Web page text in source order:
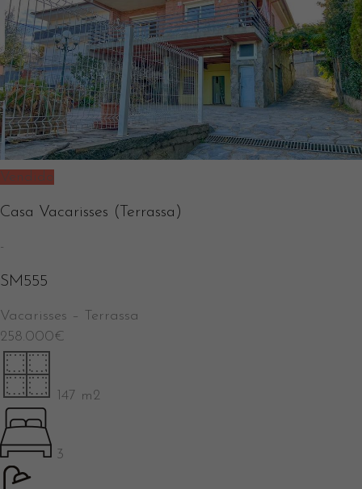
Vendido
Casa Vacarisses (Terrassa)
-
SM555
Vacarisses –
Terrassa
258.000€
147 m2
3